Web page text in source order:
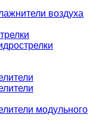
воздуха
модульного